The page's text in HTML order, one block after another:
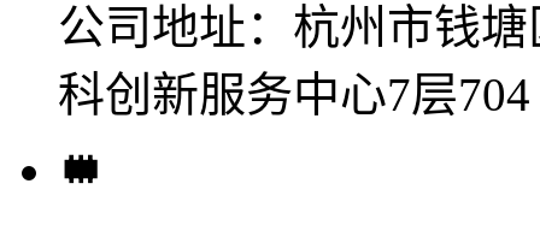
公司地址： 杭州市钱
科创新服务中心7层704